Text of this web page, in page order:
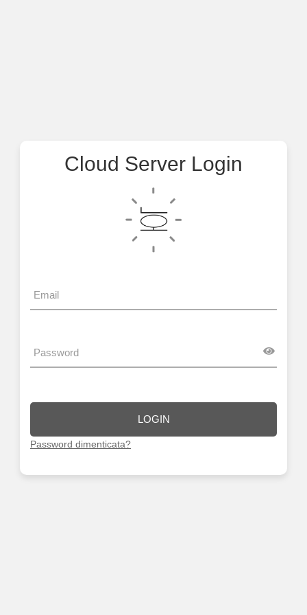
Cloud Server Login
LOGIN
Password dimenticata?